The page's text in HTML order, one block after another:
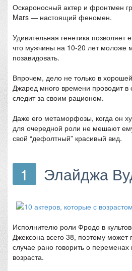
Оскароносный актер и фронтмен
Mars — настоящий феномен.
Удивительная генетика позволяет
что мужчины на 10-20 лет моложе
позавидовать.
Впрочем, дело не только в
Джаред много времени проводит в
следит за своим рационом.
Даже его метаморфозы, когда он
для очередной роли не мешают
свой “дефолтный” красивый вид.
1 Элайджа
Исполнителю роли Фродо в
Джексона всего 38, поэтому может
случае рано говорить о переменах
возраста.